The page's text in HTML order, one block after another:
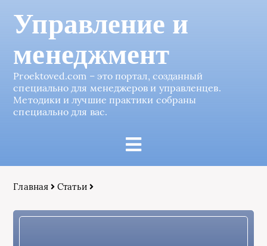
Управление и
менеджмент
Proektoved.com – это портал, созданный
специально для менеджеров и управленцев.
Методики и лучшие практики собраны
специально для вас.
Главная Статьи